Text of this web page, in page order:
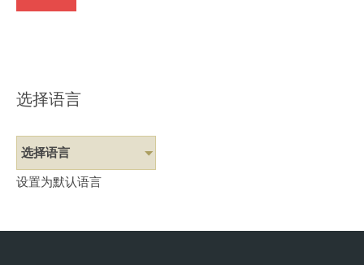
选择语言
选择语言
设置为默认语言